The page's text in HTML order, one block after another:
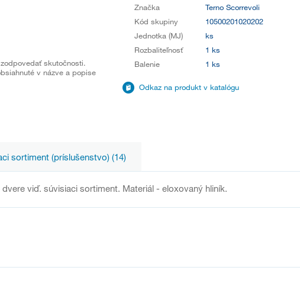
skutočnosti.
v názve a popise
Značka
Terno Scorrevoli
Kód skupiny
10500201020202
Jednotka (MJ)
ks
Rozbaliteľnosť
1 ks
Balenie
1 ks
Odkaz na produkt v katalógu
sortiment (príslušenstvo) (14)
viď. súvisiaci sortiment. Materiál - eloxovaný hliník.